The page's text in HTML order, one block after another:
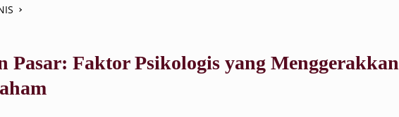
Pasar: Faktor Psikologis yang Menggerakkan